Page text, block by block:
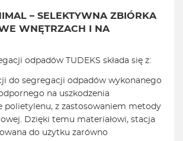
– SELEKTYWNA ZBIÓRKA
WNĘTRZACH I NA
odpadów TUDEKS składa się z:
do segregacji odpadów wykonanego
na uszkodzenia
polietylenu, z zastosowaniem metody
Dzięki temu materiałowi, stacja
do użytku zarówno